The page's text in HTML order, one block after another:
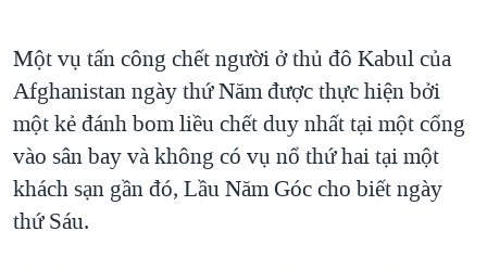
THƯỢNG ĐỈNH TRUMP-KIM TẠI VIỆT NAM
TRỊNH VĨNH BÌNH VS. CHÍNH PHỦ VIỆT NAM
NGƯ DÂN VIỆT VÀ LÀN SÓNG TRỘM HẢI SÂM
BÊN KIA QUỐC LỘ: TIẾNG VỌNG TỪ NÔNG THÔN MỸ
QUAN HỆ VIỆT MỸ
Một vụ tấn công chết người ở thủ đô Kabul của
Afghanistan ngày thứ Năm được thực hiện bởi
một kẻ đánh bom liều chết duy nhất tại một cổng
vào sân bay và không có vụ nổ thứ hai tại một
khách sạn gần đó, Lầu Năm Góc cho biết ngày
thứ Sáu.